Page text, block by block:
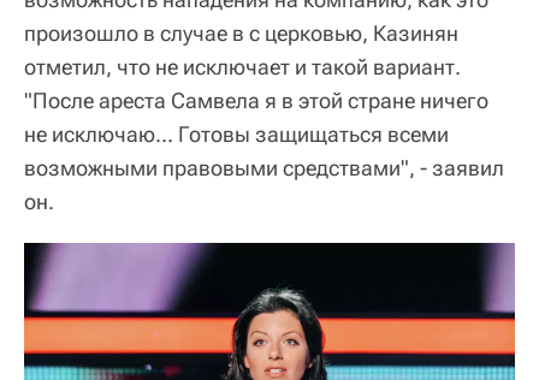
произошло в случае в с церковью, Казинян
отметил, что не исключает и такой вариант.
"После ареста Самвела я в этой стране ничего
не исключаю... Готовы защищаться всеми
возможными правовыми средствами", - заявил
он.